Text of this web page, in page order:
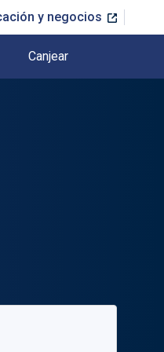
y negocios
Canjear